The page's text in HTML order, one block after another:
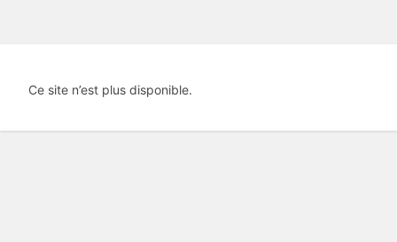
Ce site n’est plus disponible.